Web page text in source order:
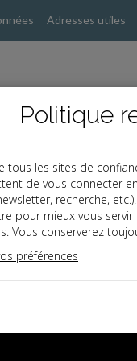
Adresses utiles
l'actualité
Politique
tous les sites de
de vous connecter
recherche,
pour mieux vous
Vous conserverez
préférences